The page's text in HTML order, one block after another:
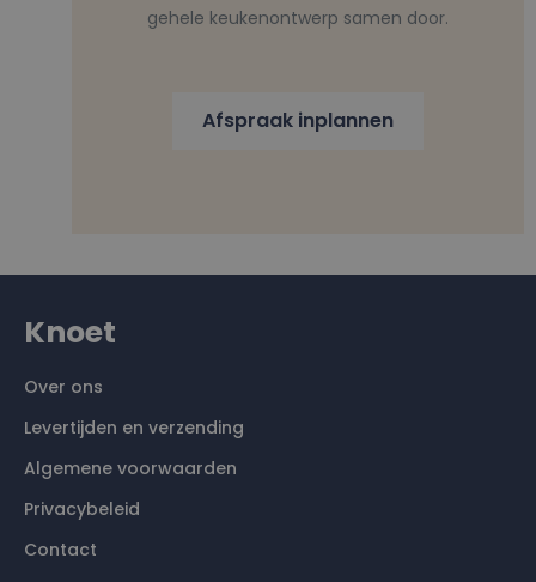
gehele keukenontwerp samen door.
Afspraak inplannen
Knoet
Over ons
Levertijden en verzending
Algemene voorwaarden
Privacybeleid
Contact